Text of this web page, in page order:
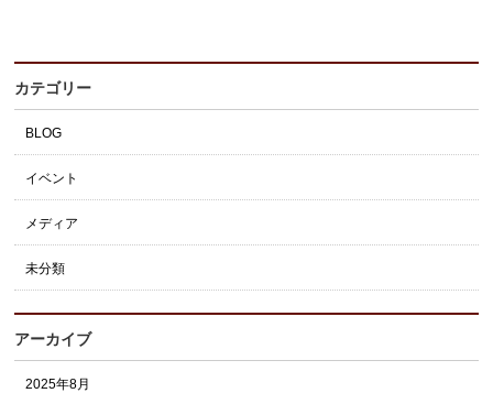
カテゴリー
BLOG
イベント
メディア
未分類
アーカイブ
2025年8月